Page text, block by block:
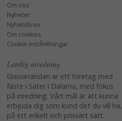
Om oss
Nyheter
Nyhetsbrev
Om cookies
Cookie instÃ¤llningar
Lantlig inredning
Glasverandan är ett företag med
fäste i Säter i Dalarna, med fokus
på inredning. Vårt mål är att kunna
erbjuda dig som kund det du vill ha,
på ett enkelt och prisvärt sätt.